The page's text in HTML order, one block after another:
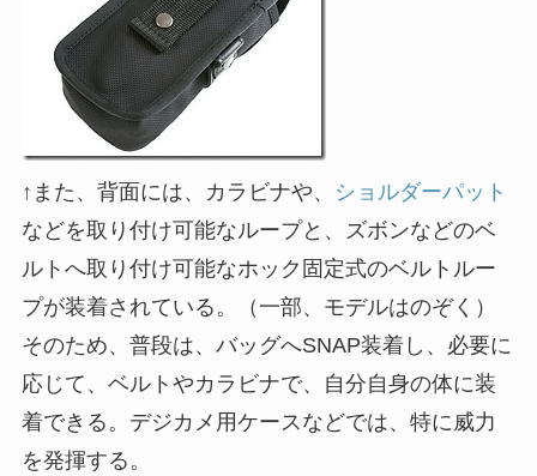
↑また、背面には、カラビナや、
ショルダーパット
などを取り付け可能なループと、ズボンなどのベ
ルトへ取り付け可能なホック固定式のベルトルー
プが装着されている。（一部、モデルはのぞく）
そのため、普段は、バッグへSNAP装着し、必要に
応じて、ベルトやカラビナで、自分自身の体に装
着できる。デジカメ用ケースなどでは、特に威力
を発揮する。